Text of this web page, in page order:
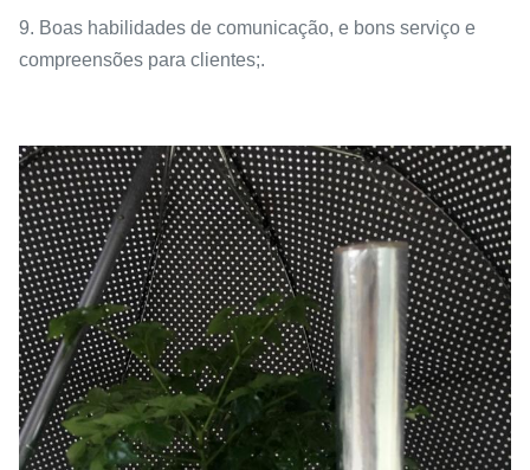
9. Boas habilidades de comunicação, e bons serviço e
compreensões para clientes;.